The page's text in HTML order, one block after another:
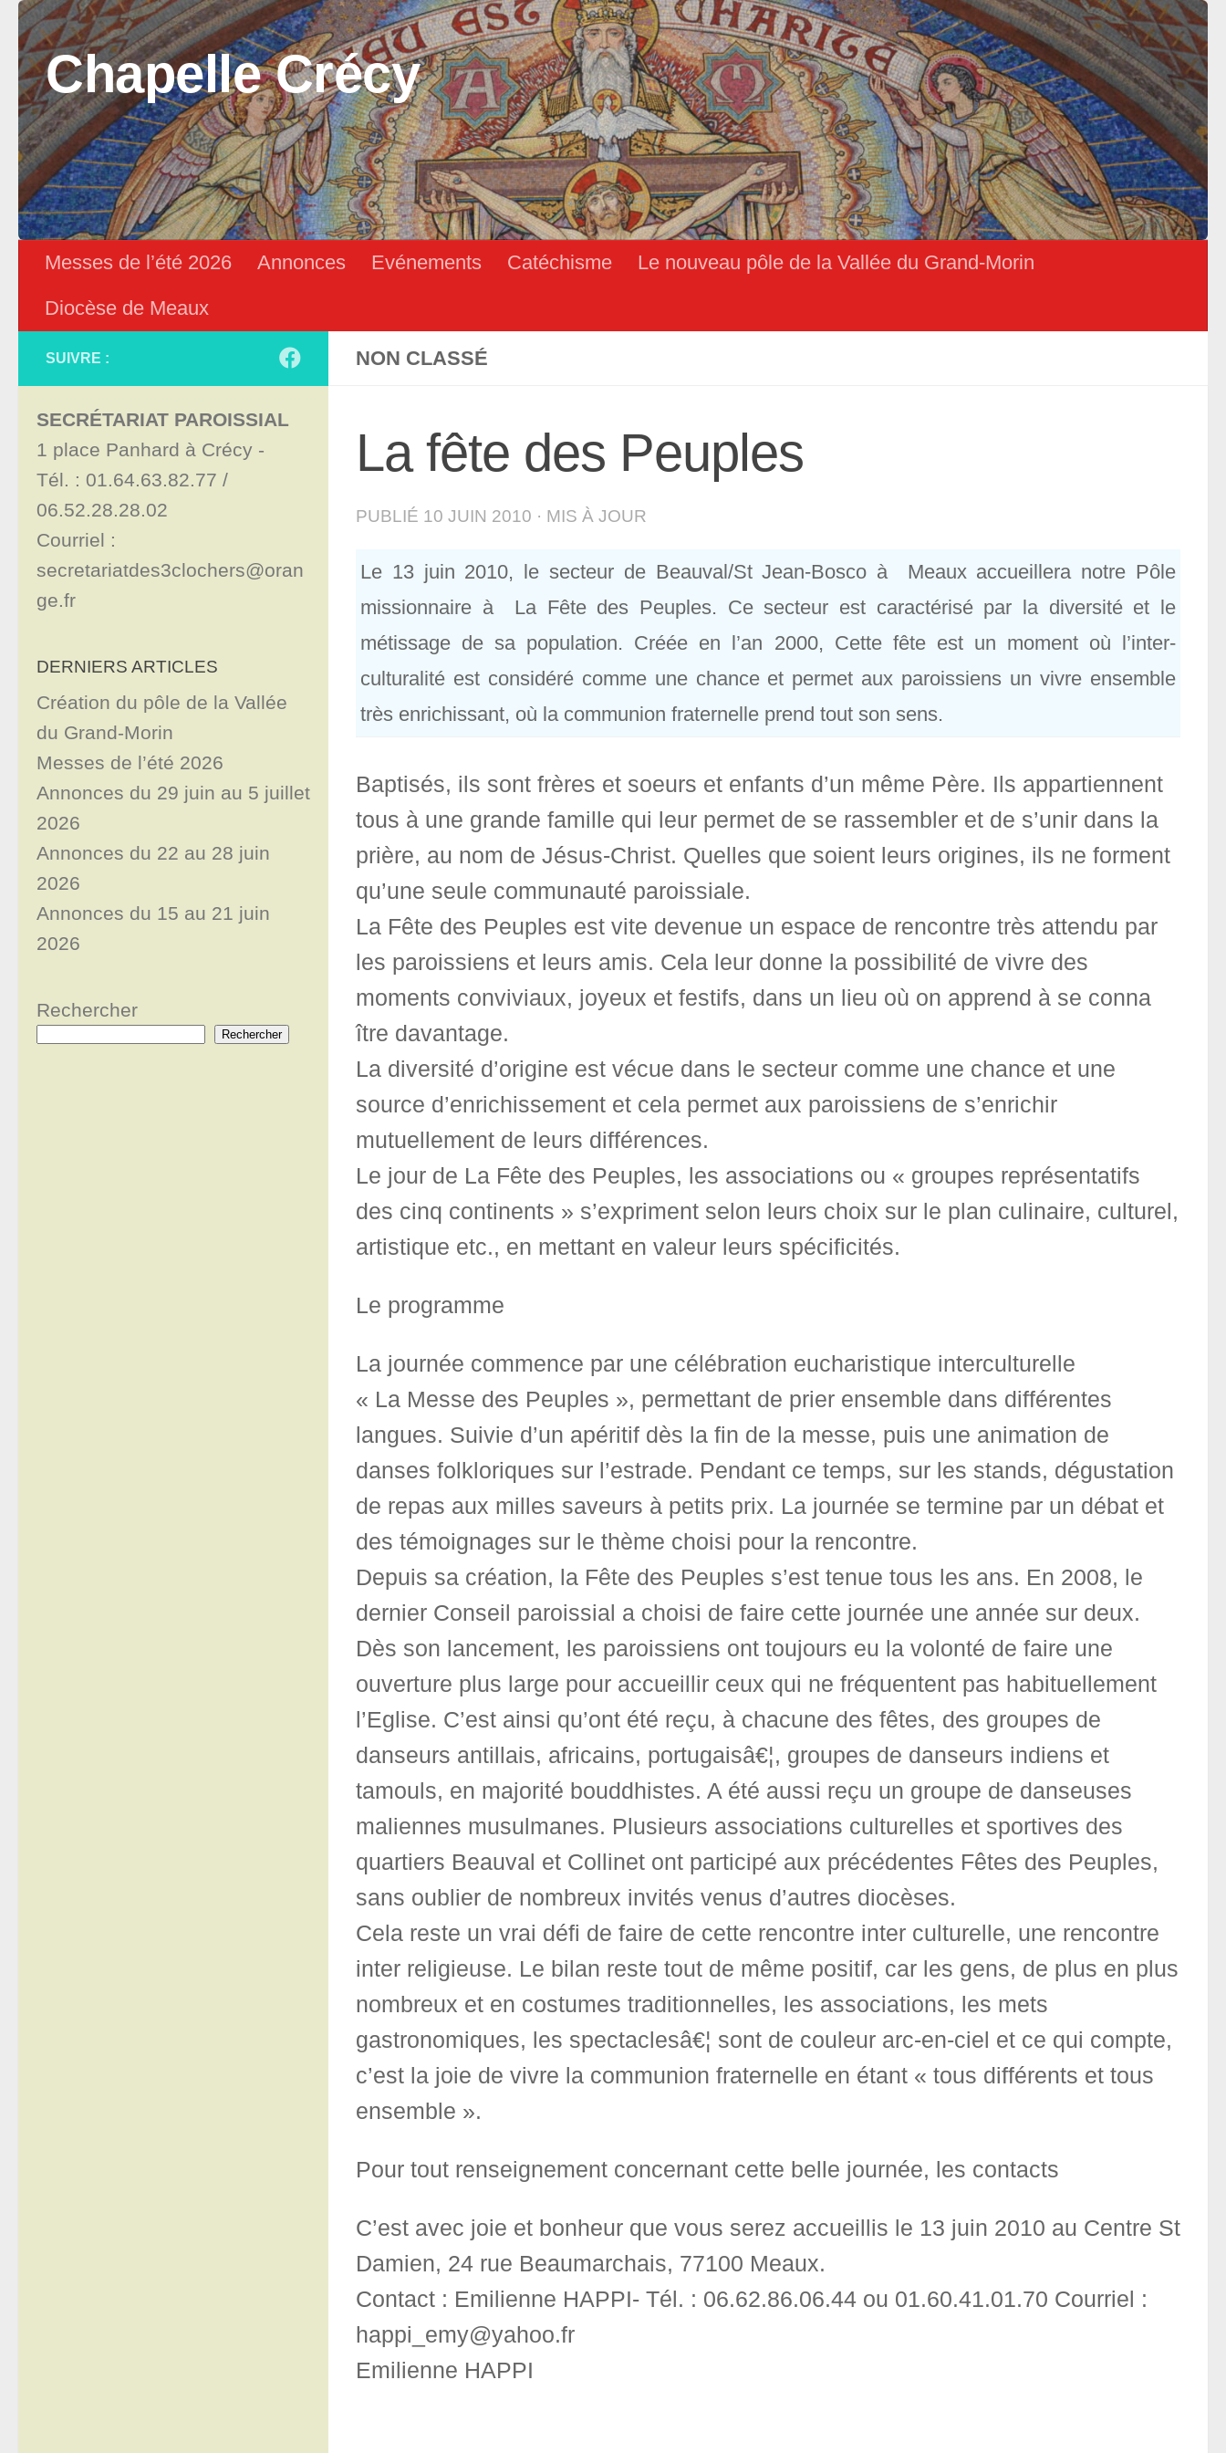
Skip to content
Chapelle Crécy
Messes de l’été 2026 Annonces Evénements Catéchisme
Le nouveau pôle de la Vallée du Grand-Morin
Diocèse de Meaux
NON CLASSÉ
La fête des Peuples
PUBLIÉ 10 JUIN 2010 · MIS À JOUR
Le 13 juin 2010, le secteur de Beauval/St Jean-Bosco à Meaux accueillera notre Pôle
missionnaire à La Fête des Peuples. Ce secteur est caractérisé par la diversité et le
métissage de sa population. Créée en l’an 2000, Cette fête est un moment où l’inter-
culturalité est considéré comme une chance et permet aux paroissiens un vivre ensemble
très enrichissant, où la communion fraternelle prend tout son sens.
Baptisés, ils sont frères et soeurs et enfants d’un même Père. Ils appartiennent
tous à une grande famille qui leur permet de se rassembler et de s’unir dans la
prière, au nom de Jésus-Christ. Quelles que soient leurs origines, ils ne forment
qu’une seule communauté paroissiale.
La Fête des Peuples est vite devenue un espace de rencontre très attendu par
les paroissiens et leurs amis. Cela leur donne la possibilité de vivre des
moments conviviaux, joyeux et festifs, dans un lieu où on apprend à se conna
ître davantage.
La diversité d’origine est vécue dans le secteur comme une chance et une
source d’enrichissement et cela permet aux paroissiens de s’enrichir
mutuellement de leurs différences.
Le jour de La Fête des Peuples, les associations ou « groupes représentatifs
des cinq continents » s’expriment selon leurs choix sur le plan culinaire, culturel,
artistique etc., en mettant en valeur leurs spécificités.
Le programme
La journée commence par une célébration eucharistique interculturelle
« La Messe des Peuples », permettant de prier ensemble dans différentes
langues. Suivie d’un apéritif dès la fin de la messe, puis une animation de
danses folkloriques sur l’estrade. Pendant ce temps, sur les stands, dégustation
de repas aux milles saveurs à petits prix. La journée se termine par un débat et
des témoignages sur le thème choisi pour la rencontre.
Depuis sa création, la Fête des Peuples s’est tenue tous les ans. En 2008, le
dernier Conseil paroissial a choisi de faire cette journée une année sur deux.
Dès son lancement, les paroissiens ont toujours eu la volonté de faire une
ouverture plus large pour accueillir ceux qui ne fréquentent pas habituellement
l’Eglise. C’est ainsi qu’ont été reçu, à chacune des fêtes, des groupes de
danseurs antillais, africains, portugaisâ€¦, groupes de danseurs indiens et
tamouls, en majorité bouddhistes. A été aussi reçu un groupe de danseuses
maliennes musulmanes. Plusieurs associations culturelles et sportives des
quartiers Beauval et Collinet ont participé aux précédentes Fêtes des Peuples,
sans oublier de nombreux invités venus d’autres diocèses.
Cela reste un vrai défi de faire de cette rencontre inter culturelle, une rencontre
inter religieuse. Le bilan reste tout de même positif, car les gens, de plus en plus
nombreux et en costumes traditionnelles, les associations, les mets
gastronomiques, les spectaclesâ€¦ sont de couleur arc-en-ciel et ce qui compte,
c’est la joie de vivre la communion fraternelle en étant « tous différents et tous
ensemble ».
Pour tout renseignement concernant cette belle journée, les contacts
C’est avec joie et bonheur que vous serez accueillis le 13 juin 2010 au Centre St
Damien, 24 rue Beaumarchais, 77100 Meaux.
Contact : Emilienne HAPPI- Tél. : 06.62.86.06.44 ou 01.60.41.01.70 Courriel :
happi_emy@yahoo.fr
Emilienne HAPPI
SUIVRE :
SECRÉTARIAT PAROISSIAL
1 place Panhard à Crécy -
Tél. : 01.64.63.82.77 /
06.52.28.28.02
Courriel :
secretariatdes3clochers@oran
ge.fr
DERNIERS ARTICLES
Création du pôle de la Vallée
du Grand-Morin
Messes de l’été 2026
Annonces du 29 juin au 5 juillet
2026
Annonces du 22 au 28 juin
2026
Annonces du 15 au 21 juin
2026
Rechercher
Rechercher